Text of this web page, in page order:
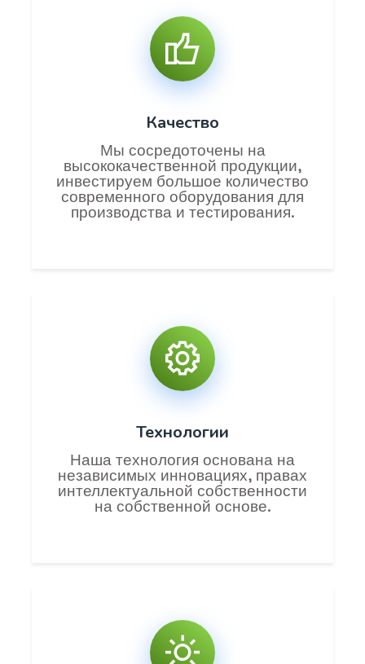
Качество
Мы сосредоточены на
высококачественной продукции,
инвестируем большое количество
современного оборудования для
производства и тестирования.
Технологии
Наша технология основана на
независимых инновациях, правах
интеллектуальной собственности
на собственной основе.